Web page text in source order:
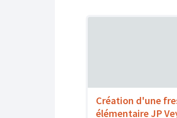
Création d'une
élémentaire JP